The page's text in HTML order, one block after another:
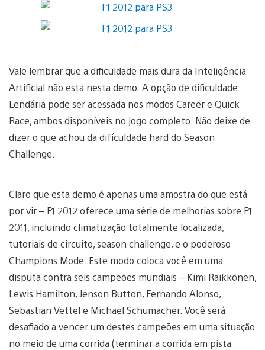
Vale lembrar que a dificuldade mais dura da Inteligência
Artificial não está nesta demo. A opção de dificuldade
Lendária pode ser acessada nos modos Career e Quick
Race, ambos disponíveis no jogo completo. Não deixe de
dizer o que achou da difículdade hard do Season
Challenge.
Claro que esta demo é apenas uma amostra do que está
por vir – F1 2012 oferece uma série de melhorias sobre F1
2011, incluindo climatização totalmente localizada,
tutoriais de circuito, season challenge, e o poderoso
Champions Mode. Este modo coloca você em uma
disputa contra seis campeões mundiais – Kimi Räikkönen,
Lewis Hamilton, Jenson Button, Fernando Alonso,
Sebastian Vettel e Michael Schumacher. Você será
desafiado a vencer um destes campeões em uma situação
no meio de uma corrida (terminar a corrida em pista